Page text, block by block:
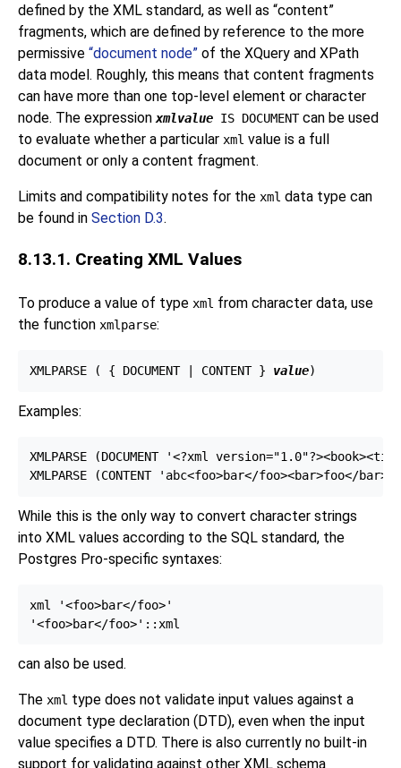
defined by the XML standard, as well as “content”
fragments, which are defined by reference to the more
permissive “document node” of the XQuery and XPath
data model. Roughly, this means that content fragments
can have more than one top-level element or character
node. The expression xmlvalue IS DOCUMENTcan be used
to evaluate whether a particular xml value is a full
document or only a content fragment.
Limits and compatibility notes for the xml data type can
be found in Section D.3.
8.13.1. Creating XML Values
To produce a value of type xml from character data, use
the function xmlparse:
XMLPARSE ( { DOCUMENT | CONTENT } value
Examples:
XMLPARSE (DOCUMENT '<?xml
While this is the only way to convert character strings
into XML values according to the SQL standard, the
Postgres Pro-specific syntaxes:
xml '<foo>bar</foo>'
can also be used.
The xml type does not validate input values against a
document type declaration (DTD), even when the input
value specifies a DTD. There is also currently no built-in
support for validating against other XML schema